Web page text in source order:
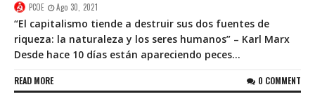
PCOE Ago 30, 2021
“El capitalismo tiende a destruir sus dos fuentes de
riqueza: la naturaleza y los seres humanos” – Karl Marx
Desde hace 10 días están apareciendo peces...
READ MORE 0 COMMENT